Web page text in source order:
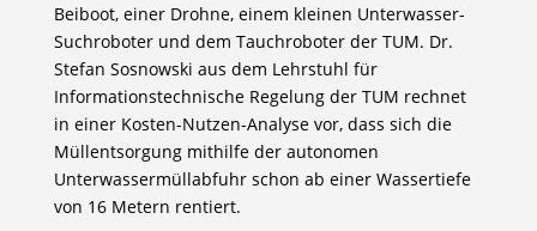
Beiboot, einer Drohne, einem kleinen Unterwasser-
Suchroboter und dem Tauchroboter der TUM. Dr.
Stefan Sosnowski aus dem Lehrstuhl für
Informationstechnische Regelung der TUM rechnet
in einer Kosten-Nutzen-Analyse vor, dass sich die
Müllentsorgung mithilfe der autonomen
Unterwassermüllabfuhr schon ab einer Wassertiefe
von 16 Metern rentiert.